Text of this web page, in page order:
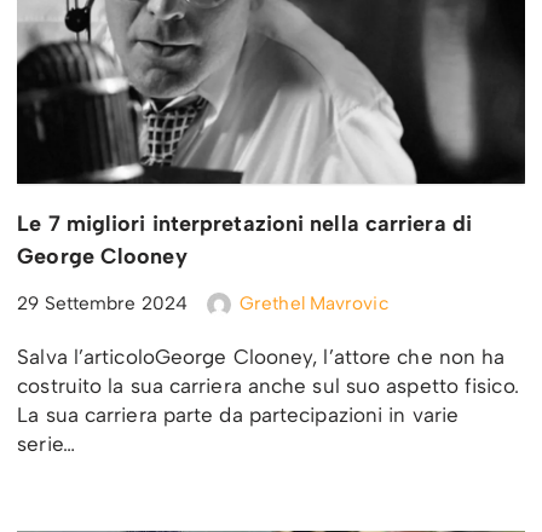
Le 7 migliori interpretazioni nella carriera di
George Clooney
29 Settembre 2024 Grethel Mavrovic
Salva l’articoloGeorge Clooney, l’attore che non ha
costruito la sua carriera anche sul suo aspetto fisico.
La sua carriera parte da partecipazioni in varie
serie…